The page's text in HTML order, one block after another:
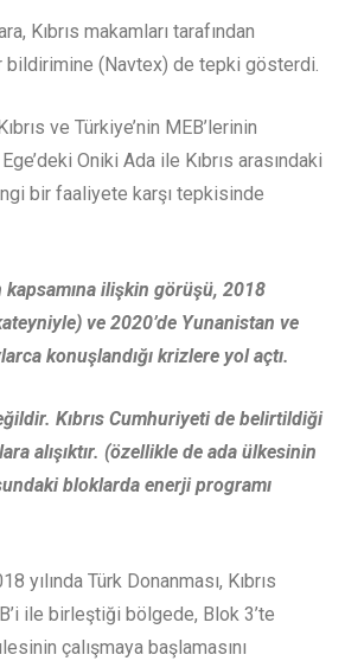
Kıbrıs makamları tarafından
bildirimine (Navtex) de tepki gösterdi.
ve Türkiye’nin MEB’lerinin
Oniki Ada ile Kıbrıs arasındaki
bir faaliyete karşı tepkisinde
kapsamına ilişkin görüşü, 2018
ve 2020’de Yunanistan ve
konuşlandığı krizlere yol açtı.
Kıbrıs Cumhuriyeti de belirtildiği
alışıktır. (özellikle de ada ülkesinin
bloklarda enerji programı
yılında Türk Donanması, Kıbrıs
ile birleştiği bölgede, Blok 3’te
çalışmaya başlamasını